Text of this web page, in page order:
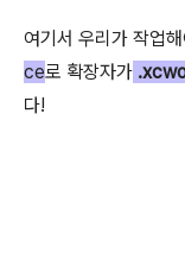
여기서 우리가 작업
ce로 확장자가
다!